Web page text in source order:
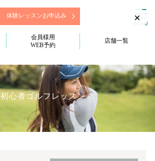
体験レッスンお申込み
会員様用
WEB予約
店舗一覧
初心者ゴルフレッスン
×